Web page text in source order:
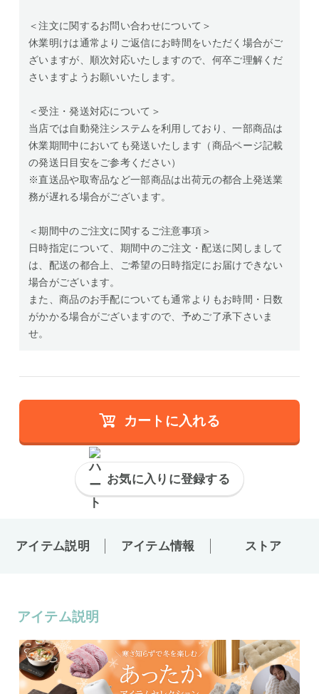
＜注文に関するお問い合わせについて＞
休業明けは通常よりご返信にお時間をいただく場合がご
ざいますが、順次対応いたしますので、何卒ご理解くだ
さいますようお願いいたします。
＜受注・発送対応について＞
当店では自動発注システムを利用しており、一部商品は
休業期間中においても発送いたします（商品ページ記載
の発送日目安をご参考ください）
※直送品や取寄品など一部商品は出荷元の都合上発送業
務が遅れる場合がございます。
＜期間中のご注文に関するご注意事項＞
日時指定について、期間中のご注文・配送に関しまして
は、配送の都合上、ご希望の日時指定にお届けできない
場合がございます。
また、商品のお手配についても通常よりもお時間・日数
がかかる場合がございますので、予めご了承下さいま
せ。
カートに入れる
お気に入りに登録する
アイテム説明 アイテム情報 ストア
アイテム説明